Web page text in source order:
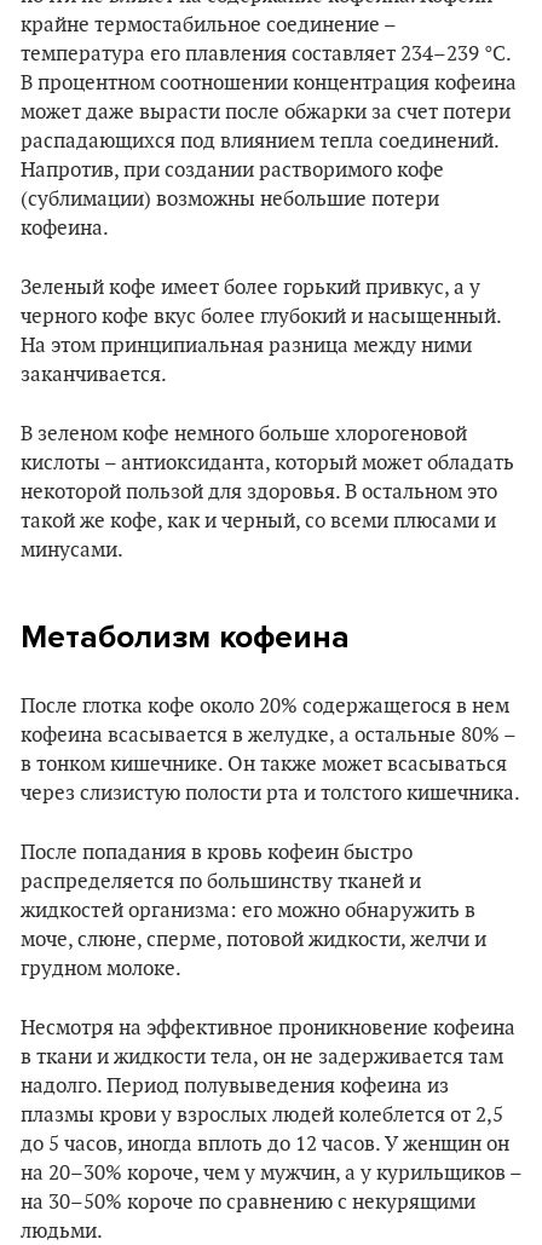
крайне термостабильное соединение –
температура его плавления составляет 234–239 °C.
В процентном соотношении концентрация кофеина
может даже вырасти после обжарки за счет потери
распадающихся под влиянием тепла соединений.
Напротив, при создании растворимого кофе
(сублимации) возможны небольшие потери
кофеина.
Зеленый кофе имеет более горький привкус, а у
черного кофе вкус более глубокий и насыщенный.
На этом принципиальная разница между ними
заканчивается.
В зеленом кофе немного больше хлорогеновой
кислоты – антиоксиданта, который может обладать
некоторой пользой для здоровья. В остальном это
такой же кофе, как и черный, со всеми плюсами и
минусами.
Метаболизм кофеина
После глотка кофе около 20% содержащегося в нем
кофеина всасывается в желудке, а остальные 80% –
в тонком кишечнике. Он также может всасываться
через слизистую полости рта и толстого кишечника.
После попадания в кровь кофеин быстро
распределяется по большинству тканей и
жидкостей организма: его можно обнаружить в
моче, слюне, сперме, потовой жидкости, желчи и
грудном молоке.
Несмотря на эффективное проникновение кофеина
в ткани и жидкости тела, он не задерживается там
надолго. Период полувыведения кофеина из
плазмы крови у взрослых людей колеблется от 2,5
до 5 часов, иногда вплоть до 12 часов. У женщин он
на 20–30% короче, чем у мужчин, а у курильщиков –
на 30–50% короче по сравнению с некурящими
людьми.